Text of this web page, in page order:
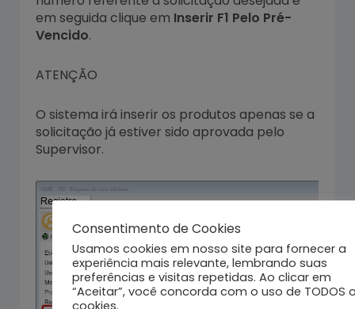
em seguida clique em Inserir F1 Pelo Pré-
Vencido.
ATENÇÃO
O sistema irá inserir os produtos apenas se a
solicitação já estiver sido aprovada pelo
Supervisor.
Consentimento de Cookies
Usamos cookies em nosso site para fornecer a
experiência mais relevante, lembrando suas
preferências e visitas repetidas. Ao clicar em
“Aceitar”, você concorda com o uso de TODOS
cookies.